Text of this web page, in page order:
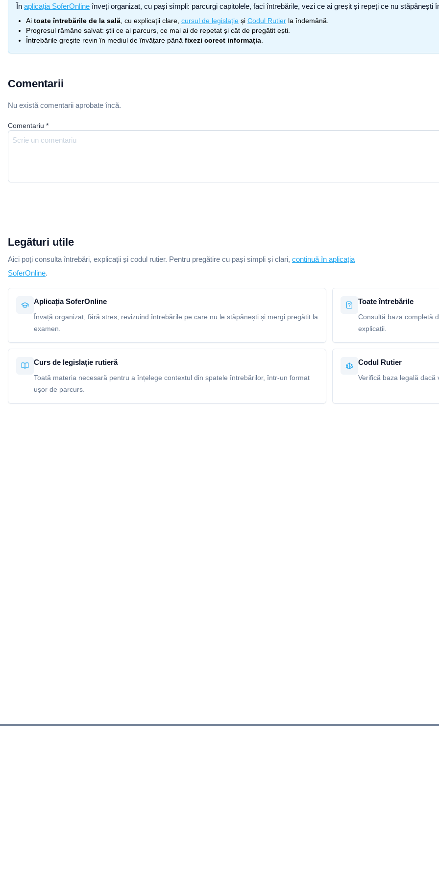
În aplicația SoferOnline înveți organizat, cu pași simpli: parcurgi capitolele, faci întrebările, vezi ce ai greșit și repeți ce nu
Ai toate întrebările de la sală , cu explicații clare, cursul de legislație și Codul Rutier la îndemână.
Progresul rămâne salvat: știi ce ai parcurs, ce mai ai de repetat și cât de pregătit ești.
Întrebările greșite revin în mediul de învățare până fixezi corect informația
Comentarii
Nu există comentarii aprobate încă.
Comentariu *
Legături utile
Aici poți consulta întrebări, explicații și codul rutier. Pentru pregătire cu pași simpli și clari, continuă în aplicația
SoferOnline.
Aplicația SoferOnline
Învață organizat, fără stres, revizuind întrebările pe care nu le stăpânești și mergi pregătit la
examen.
Toate întrebările
Consultă baza completă
explicații.
Curs de legislație rutieră
Toată materia necesară pentru a înțelege contextul din spatele întrebărilor, într-un format
ușor de parcurs.
Codul Rutier
Verifică baza legală dacă